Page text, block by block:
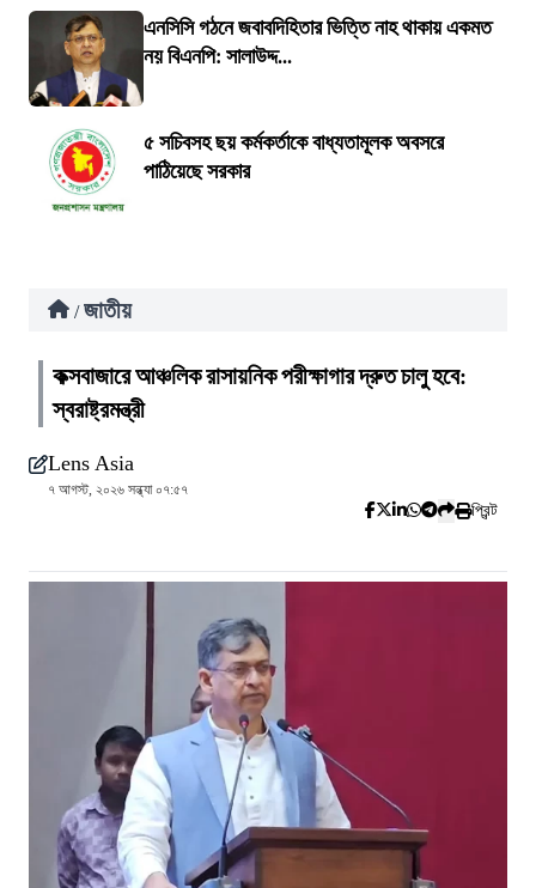
এনসিসি গঠনে জবাবদিহিতার ভিত্তি নাহ থাকায় একমত
নয় বিএনপি: সালাউদ্দ...
৫ সচিবসহ ছয় কর্মকর্তাকে বাধ্যতামূলক অবসরে
পাঠিয়েছে সরকার
/ জাতীয়
কক্সবাজারে আঞ্চলিক রাসায়নিক পরীক্ষাগার দ্রুত চালু হবে:
স্বরাষ্ট্রমন্ত্রী
Lens Asia
৭ আগস্ট, ২০২৬ সন্ধ্যা ০৭:৫৭
প্রিন্ট